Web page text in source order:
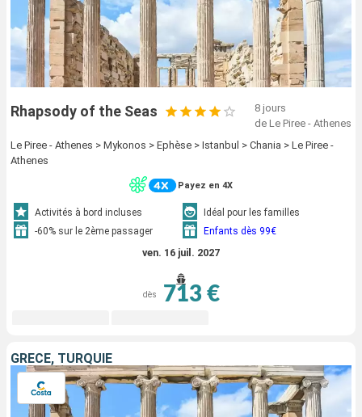
Rhapsody of the Seas
8 jours
de Le Piree - Athenes
Le Piree - Athenes > Mykonos > Ephèse > Istanbul > Chania > Le Piree -
Athenes
Payez en 4X
Activités à bord incluses
Idéal pour les familles
-60% sur le 2ème passager
Enfants dès 99€
ven. 16 juil. 2027
dès 713 €
GRÈCE, TURQUIE